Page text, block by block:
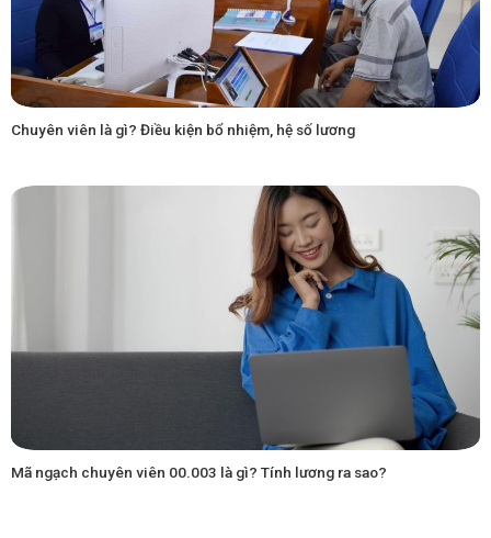
Chuyên viên là gì? Điều kiện bổ nhiệm, hệ số lương
Mã ngạch chuyên viên 00.003 là gì? Tính lương ra sao?